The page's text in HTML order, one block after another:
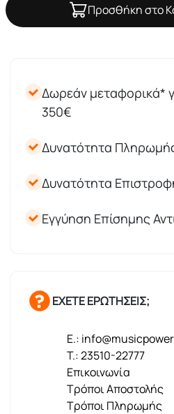
Προσθήκη στο
Δωρεάν μεταφορικά*
350€
Δυνατότητα
Δυνατότητα
Εγγύηση Επίσημης
ΕΧΕΤΕ ΕΡΩΤΗΣΕΙΣ;
E.:
T.: 23510-22777
Επικοινωνία
Τρόποι Αποστολής
Τρόποι Πληρωμής